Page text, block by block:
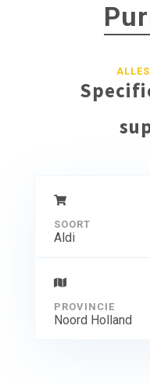
SOORT
Aldi
PROVINCIE
Noord Holland